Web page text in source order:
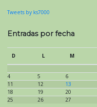
Tweets by ks7000
Entradas por fecha
D L M
4
5 6
11
12 13
18
19 20
25
26 27